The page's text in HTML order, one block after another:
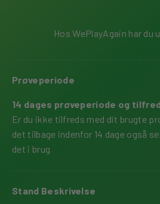
Hos WePlayAgain har du
Prøveperiode
14 dages prøveperiode og
Er du ikke tilfreds med dit brugte
det tilbage indenfor 14 dage også
det i brug
Stand Beskrivelse